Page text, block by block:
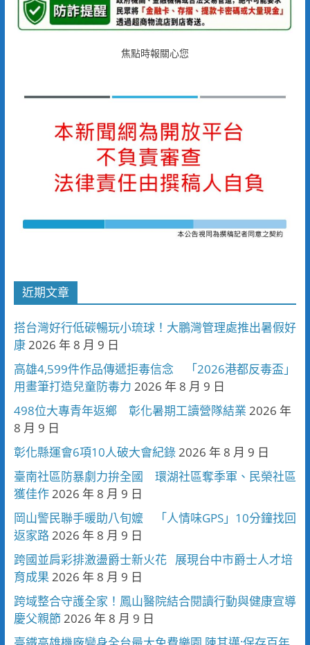
焦點時報關心您
近期文章
搭台灣好行低碳暢玩小琉球！大鵬灣管理處推出暑假好
康 2026 年 8 月 9 日
高雄4,599件作品傳遞拒毒信念 「2026港都反毒盃」
用畫筆打造兒童防毒力 2026 年 8 月 9 日
498位大專青年返鄉 彰化暑期工讀營隊結業 2026 年
8 月 9 日
彰化縣運會6項10人破大會紀錄 2026 年 8 月 9 日
臺南社區防暴劇力拚全國 環湖社區奪季軍、民榮社區
獲佳作 2026 年 8 月 9 日
岡山警民聯手暖助八旬嬤 「人情味GPS」10分鐘找回
返家路 2026 年 8 月 9 日
跨國並肩彩排激盪爵士新火花 展現台中市爵士人才培
育成果 2026 年 8 月 9 日
跨域整合守護全家！鳳山醫院結合閱讀行動與健康宣導
慶父親節 2026 年 8 月 9 日